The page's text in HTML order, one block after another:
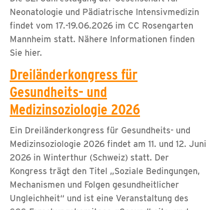
Neonatologie und Pädiatrische Intensivmedizin
findet vom 17.-19.06.2026 im CC Rosengarten
Mannheim statt. Nähere Informationen finden
Sie hier.
Dreiländerkongress für
Gesundheits- und
Medizinsoziologie 2026
Ein Dreiländerkongress für Gesundheits- und
Medizinsoziologie 2026 findet am 11. und 12. Juni
2026 in Winterthur (Schweiz) statt. Der
Kongress trägt den Titel „Soziale Bedingungen,
Mechanismen und Folgen gesundheitlicher
Ungleichheit“ und ist eine Veranstaltung des